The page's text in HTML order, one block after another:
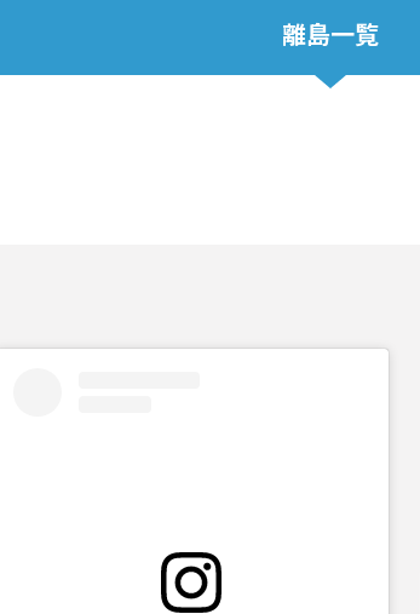
離島一覧